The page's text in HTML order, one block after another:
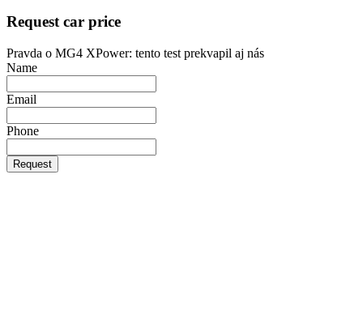
Request car price
Pravda o MG4 XPower: tento test prekvapil aj nás
Name
Email
Phone
Request